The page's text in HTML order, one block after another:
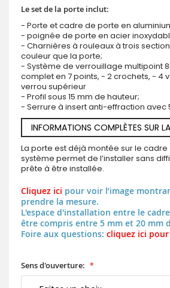
Le set de la porte inclut:
- Porte et cadre de porte en
- poignée de porte en acier
- Charnières à rouleaux à trois
couleur que la porte;
- Système de verrouillage multipoint
complet en 7 points, - 2 crochets, - 4
verrou supérieur
- Profil sous 15 mm de hauteur;
- Serrure à insert anti-effraction avec
INFORMATIONS COMPLÈTES SUR
La porte est déjà montée sur le
système permet de l’installer sans
prête à être installée.
Cliquez ici pour voir l’image
prendre la mesure.
L'espace d'installation entre le
être compris entre 5 mm et 20 mm
Foire aux questions: cliquez ici
Sens d'ouverture: